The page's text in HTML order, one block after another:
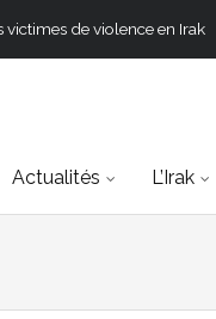
de violence en Irak
Actualités L’Irak